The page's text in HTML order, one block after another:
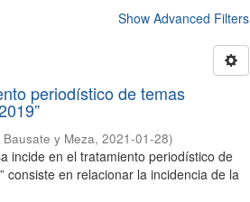
Show Advanced Filters
periodístico de temas
y Meza,2021-01-28)
incide en el tratamiento periodístico de
consiste en relacionar la incidencia de la